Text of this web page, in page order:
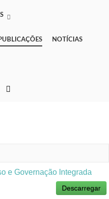
NOTÍCIAS
e Governação Integrada
Descarregar